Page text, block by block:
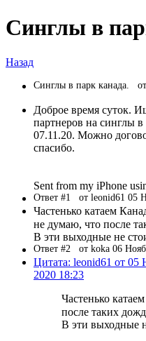
Синглы в
Назад
Синглы в парк канада.
Доброе время суток.
партнеров на синглы
07.11.20. Можно
спасибо.
Sent from my iPhone
Ответ #1 от leonid61 05
Частенько катаем
не думаю, что после
В эти выходные не
Ответ #2 от koka 06
Цитата: leonid61 от 05
2020 18:23
Частенько
после таких
В эти выходные